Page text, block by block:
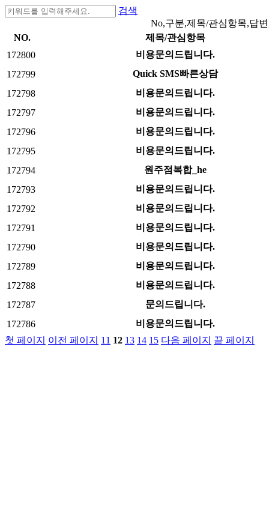
검색
No,구분,제목/관심항목,답
NO.
제목/관심항목
172800
비용문의드립니다.
172799
Quick SMS빠른상담
172798
비용문의드립니다.
172797
비용문의드립니다.
172796
비용문의드립니다.
172795
비용문의드립니다.
172794
원주점복합_he
172793
비용문의드립니다.
172792
비용문의드립니다.
172791
비용문의드립니다.
172790
비용문의드립니다.
172789
비용문의드립니다.
172788
비용문의드립니다.
172787
문의드립니다.
172786
비용문의드립니다.
첫 페이지
이전 페이지 11 12 13 14 15 다음 페이지 끝 페이지